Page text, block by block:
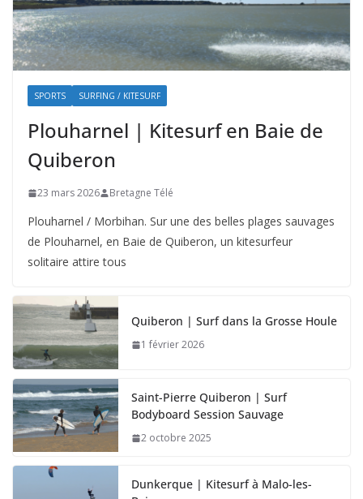
SPORTS SURFING / KITESURF
Plouharnel | Kitesurf en Baie de
Quiberon
23 mars 2026 Bretagne Télé
Plouharnel / Morbihan. Sur une des belles plages sauvages
de Plouharnel, en Baie de Quiberon, un kitesurfeur
solitaire attire tous
Quiberon | Surf dans la Grosse Houle
1 février 2026
Saint-Pierre Quiberon | Surf
Bodyboard Session Sauvage
2 octobre 2025
Dunkerque | Kitesurf à Malo-les-